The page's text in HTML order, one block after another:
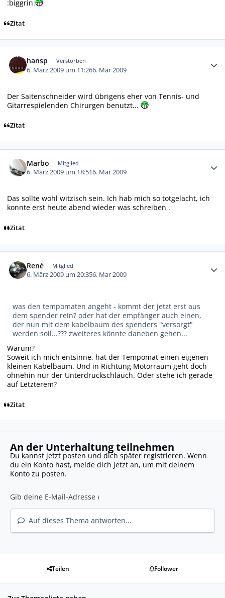
:biggrin:
Zitat
hansp Verstorben
6. März 2009 um 11:266. Mar 2009
Der Saitenschneider wird übrigens eher von Tennis- und
Gitarrespielenden Chirurgen benutzt...
Zitat
Marbo Mitglied
6. März 2009 um 18:516. Mar 2009
Das sollte wohl witzisch sein. Ich hab mich so totgelacht, ich
konnte erst heute abend wieder was schreiben .
Zitat
René Mitglied
6. März 2009 um 20:356. Mar 2009
was den tempomaten angeht - kommt der jetzt erst aus
dem spender rein? oder hat der empfänger auch einen,
der nun mit dem kabelbaum des spenders "versorgt"
werden soll...??? zweiteres könnte daneben gehen...
Warum?
Soweit ich mich entsinne, hat der Tempomat einen eigenen
kleinen Kabelbaum. Und in Richtung Motorraum geht doch
ohnehin nur der Unterdruckschlauch. Oder stehe ich gerade
auf Letzterem?
Zitat
An der Unterhaltung teilnehmen
Du kannst jetzt posten und dich später registrieren. Wenn
du ein Konto hast, melde dich jetzt an, um mit deinem
Konto zu posten.
Auf dieses Thema antworten...
Teilen Follower